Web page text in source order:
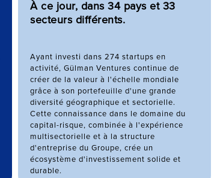
À ce jour, dans 34 pays et 33
secteurs différents.
Ayant investi dans 274 startups en
activité, Gülman Ventures continue de
créer de la valeur à l'échelle mondiale
grâce à son portefeuille d'une grande
diversité géographique et sectorielle.
Cette connaissance dans le domaine du
capital-risque, combinée à l'expérience
multisectorielle et à la structure
d'entreprise du Groupe, crée un
écosystème d'investissement solide et
durable.